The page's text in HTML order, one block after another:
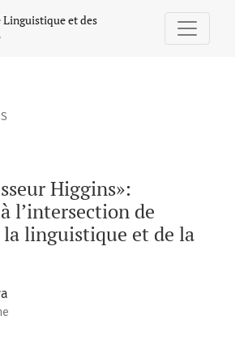
Higgins»: malentendus à
Linguistique et des
Higgins»:
l’intersection de
la linguistique et de la